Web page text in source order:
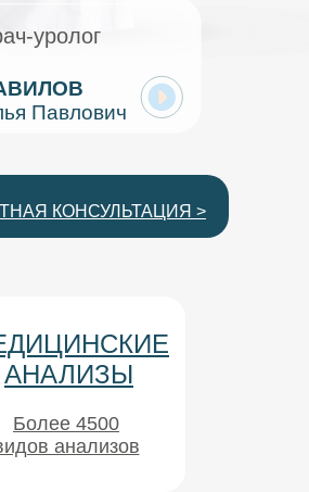
КОНСУЛЬТАЦИЯ >
уролог
Павлович
АНАЛИЗЫ
Более 4500
анализов